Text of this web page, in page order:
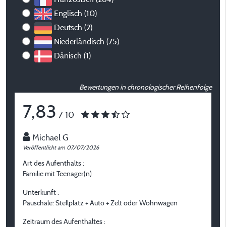
Englisch (10)
Deutsch (2)
Niederländisch (75)
Dänisch (1)
Bewertungen in chronologischer Reihenfolge
7,83 / 10
Michael G
Veröffentlicht am 07/07/2026
Art des Aufenthalts :
Familie mit Teenager(n)
Unterkunft :
Pauschale: Stellplatz + Auto + Zelt oder Wohnwagen
Zeitraum des Aufenthaltes :